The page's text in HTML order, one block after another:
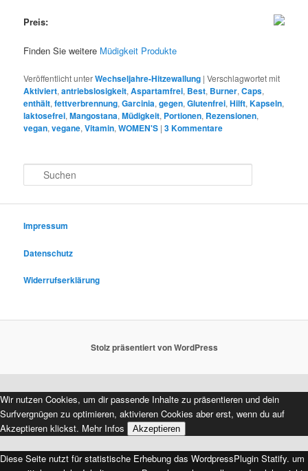
Preis:
Finden Sie weitere Müdigkeit Produkte
Veröffentlicht unterWechseljahre-Hitzewallung |Verschlagwortet mit
Aktiviert,antriebslosigkeit,Aspartamfrei, Best, Burner,Caps,
enthält,fettverbrennung,Garcinia,gegen,Glutenfrei,Hilft,Kapseln,
laktosefrei,Mangostana,Müdigkeit, Portionen, Rezensionen,
vegan,vegane,Vitamin,WOMEN'S |3Kommentare
u
e
Impressum
Datenschutz
Widerrufserklärung
Stolz präsentiert von WordPress
Wir nutzen Cookies, um dir passende Inhalte zu präsentieren und dein
Surfvergnügen zu optimieren, aktivieren Cookies aber erst, wenn du auf
Akzeptieren klickst. Mehr Infos Akzeptieren
Diese Seite nutzt für statistische Erhebung das WordpressPlugin Statify. um